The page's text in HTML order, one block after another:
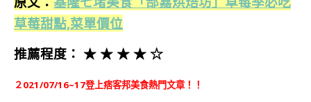
草莓甜點,菜單價位
推薦程度： ★ ★ ★ ★ ☆
２021/07/16~17登上痞客邦美食熱門文章！！